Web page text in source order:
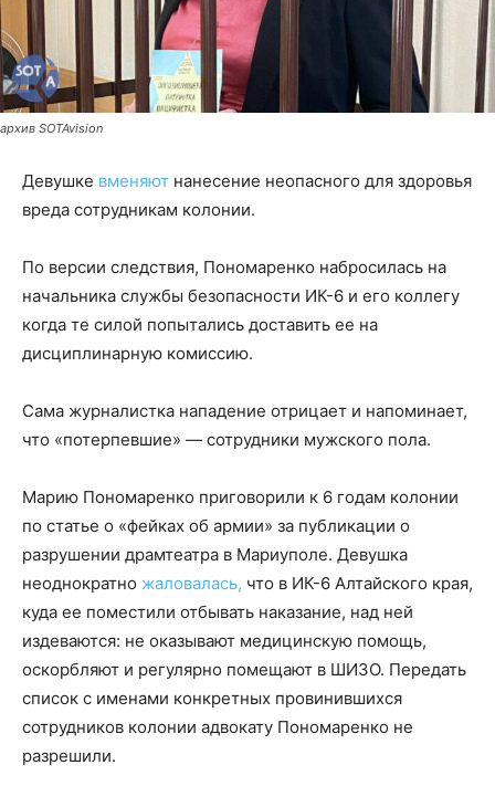
архив SOTAvision
Девушке вменяют нанесение неопасного для здоровья
вреда сотрудникам колонии.
По версии следствия, Пономаренко набросилась на
начальника службы безопасности ИК-6 и его коллегу
когда те силой попытались доставить ее на
дисциплинарную комиссию.
Сама журналистка нападение отрицает и напоминает,
что «потерпевшие» — сотрудники мужского пола.
Марию Пономаренко приговорили к 6 годам колонии
по статье о «фейках об армии» за публикации о
разрушении драмтеатра в Мариуполе. Девушка
неоднократно жаловалась, что в ИК-6 Алтайского края,
куда ее поместили отбывать наказание, над ней
издеваются: не оказывают медицинскую помощь,
оскорбляют и регулярно помещают в ШИЗО. Передать
список с именами конкретных провинившихся
сотрудников колонии адвокату Пономаренко не
разрешили.